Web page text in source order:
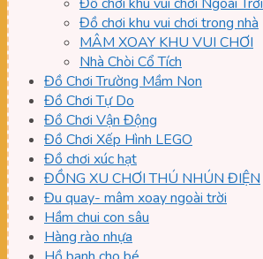
Đồ chơi khu vui chơi trong nhà
MÂM XOAY KHU VUI CHƠI
Nhà Chòi Cổ Tích
Đồ Chơi Trường Mầm Non
Đồ Chơi Tự Do
Đồ Chơi Vận Động
Đồ Chơi Xếp Hình LEGO
Đồ chơi xúc hạt
ĐỒNG XU CHƠI THÚ NHÚN ĐIỆN
Đu quay- mâm xoay ngoài trời
Hầm chui con sâu
Hàng rào nhựa